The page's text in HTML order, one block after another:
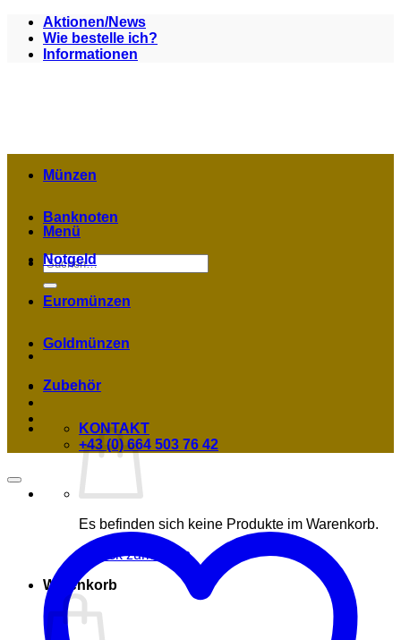
Zum
Inhalt
springen
Aktionen/News
Wie bestelle ich?
Informationen
Menü
Suchen
nach:
Es befinden sich keine Produkte im Warenkorb.
Zurück zum Shop
Warenkorb
Münzen
Banknoten
Notgeld
Euromünzen
Goldmünzen
Zubehör
KONTAKT
+43 (0) 664 503 76 42